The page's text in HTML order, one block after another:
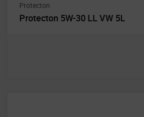
Protecton
Protecton 5W-30 LL VW 5L